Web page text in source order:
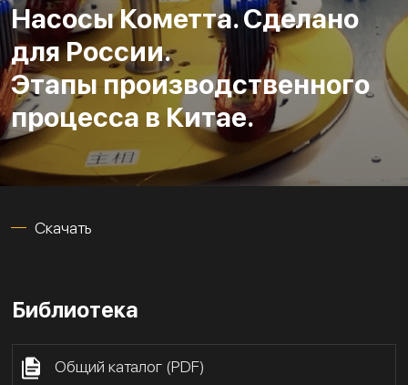
Насосы Кометта. Сделано
для России.
Этапы производственного
процесса в Китае.
Скачать
Библиотека
Общий каталог (PDF)